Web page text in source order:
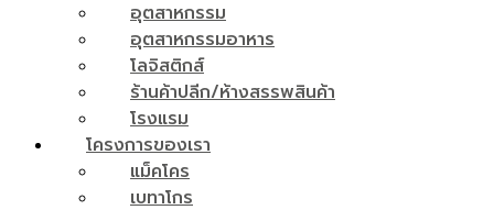
อุตสาหกรรม
อุตสาหกรรมอาหาร
โลจิสติกส์
ร้านค้าปลีก/ห้างสรรพสินค้า
โรงแรม
โครงการของเรา
แม็คโคร
เบทาโกร